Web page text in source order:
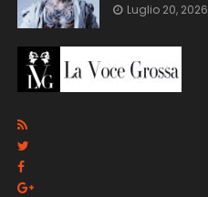
Luglio 20, 2026